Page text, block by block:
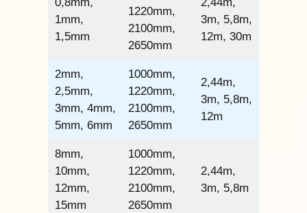
0,8mm,
1mm,
1,5mm
1220mm,
2100mm,
2650mm
2,44m,
3m, 5,8m,
12m, 30m
2mm,
2,5mm,
3mm, 4mm,
5mm, 6mm
1000mm,
1220mm,
2100mm,
2650mm
2,44m,
3m, 5,8m,
12m
8mm,
10mm,
12mm,
15mm
1000mm,
1220mm,
2100mm,
2650mm
2,44m,
3m, 5,8m